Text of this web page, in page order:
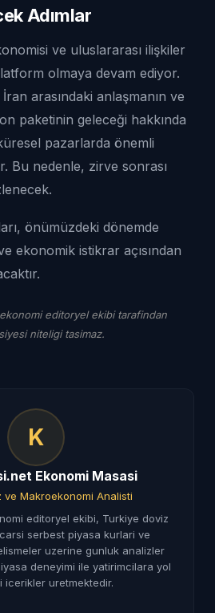
Adımlar
ve uluslararası ilişkiler
olmaya devam ediyor.
arasındaki anlaşmanın ve
paketinin geleceği hakkında
pazarlarda önemli
Bu nedenle, zirve sonrası
önümüzdeki dönemde
ekonomik istikrar açısından
editoryel ekibi tarafindan
niteligi tasimaz.
K
Ekonomi Masasi
ve Makroekonomi Analisti
editoryel ekibi, Turkiye doviz
serbest piyasa kurlari ve
uzerine gunluk analizler
deneyimi ile yatirimcilara yol
icerikler uretmektedir.